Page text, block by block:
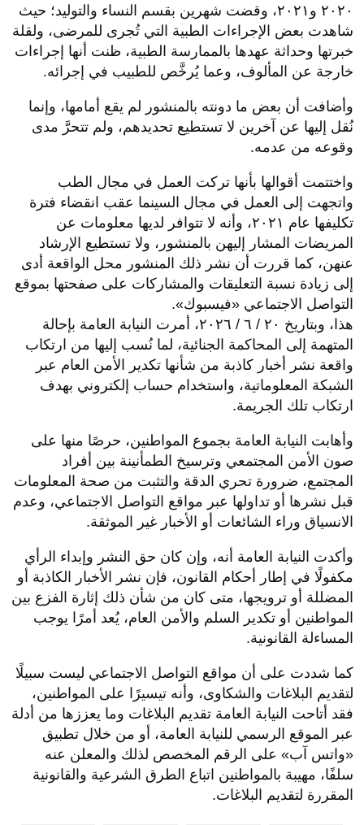
٢٠٢٠ و٢٠٢١، وقضت شهرين بقسم النساء والتوليد؛ حيث
شاهدت بعض الإجراءات الطبية التي تُجرى للمرضى، ولقلة
خبرتها وحداثة عهدها بالممارسة الطبية، ظنت أنها إجراءات
خارجة عن المألوف، وعما يُرخَّص للطبيب في إجرائه.
وأضافت أن بعض ما دونته بالمنشور لم يقع أمامها، وإنما
نُقل إليها عن آخرين لا تستطيع تحديدهم، ولم تتحرَّ مدى
وقوعه من عدمه.
واختتمت أقوالها بأنها تركت العمل في مجال الطب
واتجهت إلى العمل في مجال السينما عقب انقضاء فترة
تكليفها عام ٢٠٢١، وأنه لا تتوافر لديها معلومات عن
المريضات المشار إليهن بالمنشور، ولا تستطيع الإرشاد
عنهن، كما قررت أن نشر ذلك المنشور محل الواقعة أدى
إلى زيادة نسبة التعليقات والمشاركات على صفحتها بموقع
التواصل الاجتماعي «فيسبوك».
هذا، وبتاريخ ٢٠ / ٦ / ٢٠٢٦، أمرت النيابة العامة بإحالة
المتهمة إلى المحاكمة الجنائية، لما نُسب إليها من ارتكاب
واقعة نشر أخبار كاذبة من شأنها تكدير الأمن العام عبر
الشبكة المعلوماتية، واستخدام حساب إلكتروني بهدف
ارتكاب تلك الجريمة.
وأهابت النيابة العامة بجموع المواطنين، حرصًا منها على
صون الأمن المجتمعي وترسيخ الطمأنينة بين أفراد
المجتمع، ضرورة تحري الدقة والتثبت من صحة المعلومات
قبل نشرها أو تداولها عبر مواقع التواصل الاجتماعي، وعدم
الانسياق وراء الشائعات أو الأخبار غير الموثقة.
وأكدت النيابة العامة أنه، وإن كان حق النشر وإبداء الرأي
مكفولًا في إطار أحكام القانون، فإن نشر الأخبار الكاذبة أو
المضللة أو ترويجها، متى كان من شأن ذلك إثارة الفزع بين
المواطنين أو تكدير السلم والأمن العام، يُعد أمرًا يوجب
المساءلة القانونية.
كما شددت على أن مواقع التواصل الاجتماعي ليست سبيلًا
لتقديم البلاغات والشكاوى، وأنه تيسيرًا على المواطنين،
فقد أتاحت النيابة العامة تقديم البلاغات وما يعززها من أدلة
عبر الموقع الرسمي للنيابة العامة، أو من خلال تطبيق
«واتس آب» على الرقم المخصص لذلك والمعلن عنه
سلفًا، مهيبة بالمواطنين اتباع الطرق الشرعية والقانونية
المقررة لتقديم البلاغات.